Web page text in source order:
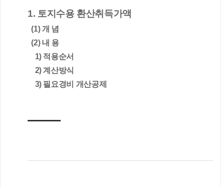
1. 토지수용 환산취득가액
(1) 개 념
(2) 내 용
1) 적용순서
2) 계산방식
3) 필요경비 개산공제